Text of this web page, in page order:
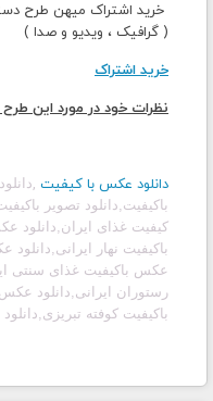
خرید اشتراک میهن طرح
( گرافیک ، ویدیو و صدا )
خرید اشتراک
نظرات خود در مورد این
دانلود عکس با کیفیت ,
باکیفیت,دانلود تصویر
کیفیت غذای ایران,دانلود
باکیفیت نهار
عکس باکیفیت غذای سنتی
رستوران ایرانی,دانلود
باکیفیت کوفته